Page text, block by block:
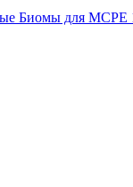
Биомы для MCPE